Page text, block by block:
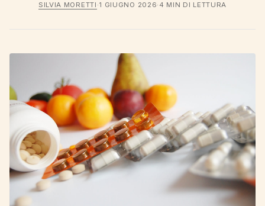
SILVIA MORETTI ·1 GIUGNO 2026· 4 MIN DI LETTURA